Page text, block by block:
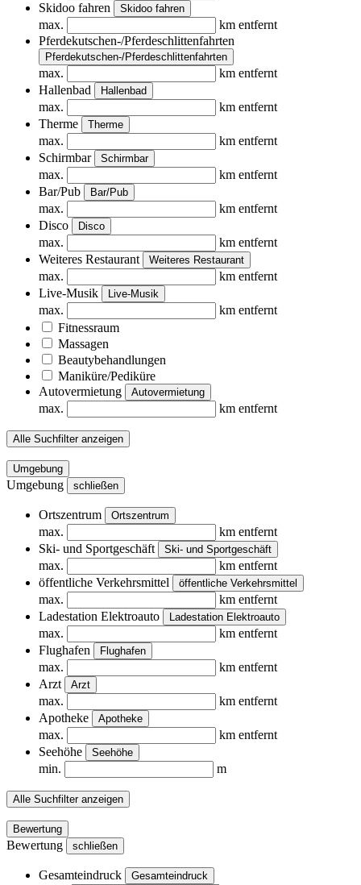
Skidoo fahren
Skidoo fahren
max.
km entfernt
Pferdekutschen-/Pferdeschlittenfahrten
Pferdekutschen-/Pferdeschlittenfahrten
max.
km entfernt
Hallenbad
Hallenbad
max.
km entfernt
Therme
Therme
max.
km entfernt
Schirmbar
Schirmbar
max.
km entfernt
Bar/Pub
Bar/Pub
max.
km entfernt
Disco
Disco
max.
km entfernt
Weiteres Restaurant
Weiteres Restaurant
max.
km entfernt
Live-Musik
Live-Musik
max.
km entfernt
Fitnessraum
Massagen
Beautybehandlungen
Maniküre/Pediküre
Autovermietung
Autovermietung
max. km entfernt
Alle Suchfilter anzeigen
Umgebung
Umgebung schließen
Ortszentrum Ortszentrum
max.
km entfernt
Ski- und Sportgeschäft
Ski- und Sportgeschäft
max.
km entfernt
öffentliche Verkehrsmittel
öffentliche Verkehrsmittel
max.
km entfernt
Ladestation Elektroauto
Ladestation Elektroauto
max.
km entfernt
Flughafen
Flughafen
max.
km entfernt
Arzt
Arzt
max.
km entfernt
Apotheke
Apotheke
max.
km entfernt
Seehöhe
Seehöhe
min. m
Alle Suchfilter anzeigen
Bewertung
Bewertung schließen
Gesamteindruck Gesamteindruck